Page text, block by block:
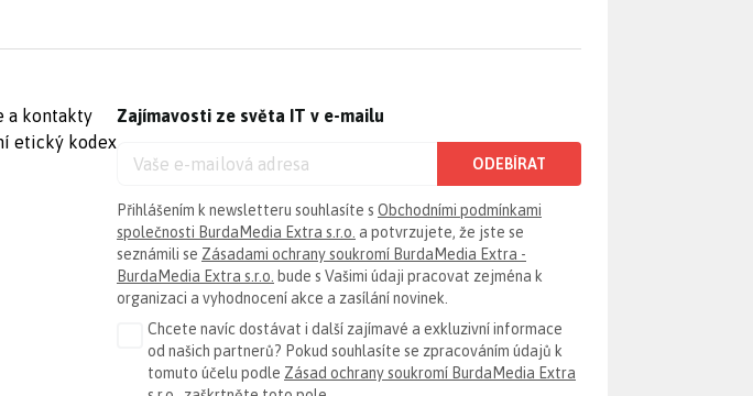
a kontakty
etický kodex
Zajímavosti ze světa IT v e-mailu
ODEBÍRAT
Přihlášením k newsletteru souhlasíte s Obchodními podmínkami
společnosti BurdaMedia Extra s.r.o. a potvrzujete, že jste se
seznámili se Zásadami ochrany soukromí BurdaMedia Extra -
BurdaMedia Extra s.r.o. bude s Vašimi údaji pracovat zejména k
organizaci a vyhodnocení akce a zasílání novinek.
Chcete navíc dostávat i další zajímavé a exkluzivní informace
od našich partnerů? Pokud souhlasíte se zpracováním údajů k
tomuto účelu podle Zásad ochrany soukromí BurdaMedia Extra